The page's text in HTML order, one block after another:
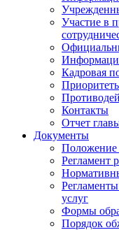
Участие в
Кадровая
Контакты
Отчет
Документы
Положение
Регламент
услуг
Формы
Порядок